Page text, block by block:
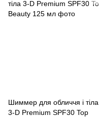
Шиммер для обличчя і тіла
3-D Premium SPF30 Top